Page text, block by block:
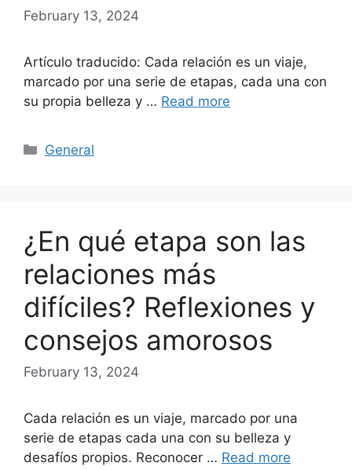
February 13, 2024
Artículo traducido: Cada relación es un viaje,
marcado por una serie de etapas, cada una con
su propia belleza y … Read more
Categories
General
¿En qué etapa son las
relaciones más
difíciles? Reflexiones y
consejos amorosos
February 13, 2024
Cada relación es un viaje, marcado por una
serie de etapas cada una con su belleza y
desafíos propios. Reconocer … Read more